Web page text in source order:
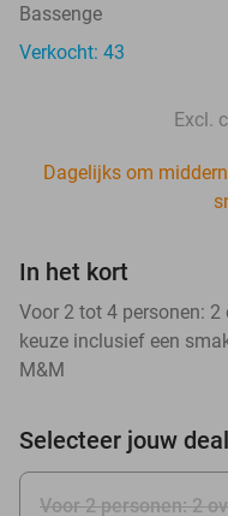
Bassenge
Verkocht: 43
Excl.
Dagelijks om
In het kort
Voor 2 tot 4 personen:
keuze inclusief een
M&M
Selecteer jouw deal
Voor 2 personen: 2